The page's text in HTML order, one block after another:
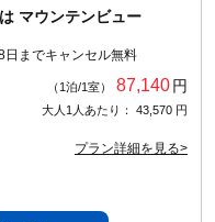
マウンテンビュー
日までキャンセル無料
（1泊/1室） 87,140円
大人1人あたり： 43,570 円
プラン詳細を見る>